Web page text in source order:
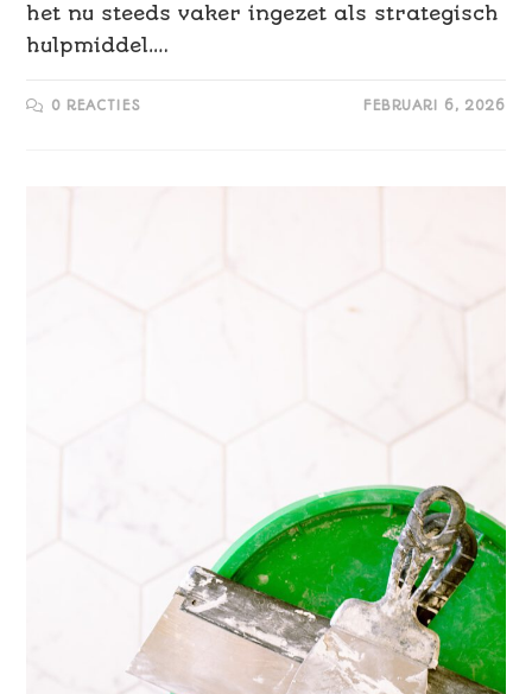
het nu steeds vaker ingezet als strategisch
hulpmiddel.…
0 REACTIES FEBRUARI 6, 2026